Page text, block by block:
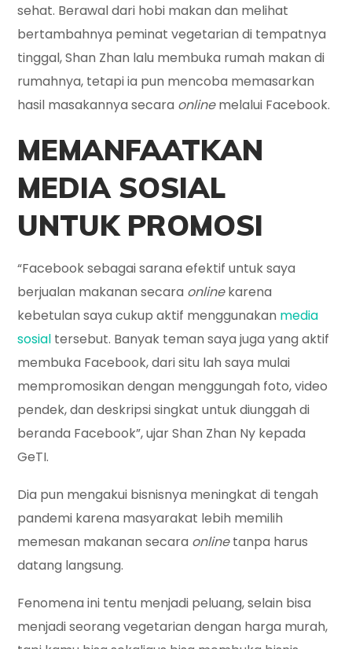
sehat. Berawal dari hobi makan dan melihat
bertambahnya peminat vegetarian di tempatnya
tinggal, Shan Zhan lalu membuka rumah makan di
rumahnya, tetapi ia pun mencoba memasarkan
hasil masakannya secara onlinemelalui Facebook.
MEMANFAATKAN
MEDIA SOSIAL
UNTUK PROMOSI
“Facebook sebagai sarana efektif untuk saya
berjualan makanan secara onlinekarena
kebetulan saya cukup aktif menggunakan media
sosial tersebut. Banyak teman saya juga yang aktif
membuka Facebook, dari situ lah saya mulai
mempromosikan dengan menggungah foto, video
pendek, dan deskripsi singkat untuk diunggah di
beranda Facebook”, ujar Shan Zhan Ny kepada
GeTI.
Dia pun mengakui bisnisnya meningkat di tengah
pandemi karena masyarakat lebih memilih
memesan makanan secara onlinetanpa harus
datang langsung.
Fenomena ini tentu menjadi peluang, selain bisa
menjadi seorang vegetarian dengan harga murah,